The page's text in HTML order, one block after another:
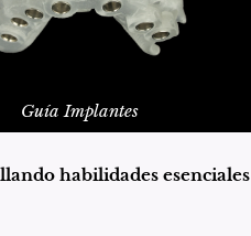
Guía Implantes
habilidades esenciales